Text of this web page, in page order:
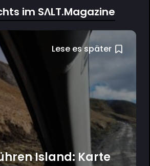
im SΛLT.Magazine
Lese es später
Island: Karte